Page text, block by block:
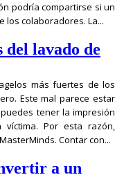
podría compartirse si un
los colaboradores. La...
lavado de
más fuertes de los
Este mal parece estar
tener la impresión
Por esta razón,
Contar con...
a un